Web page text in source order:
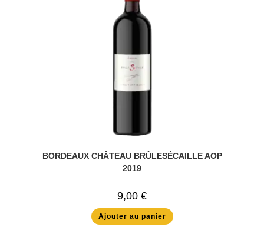
BORDEAUX CHÂTEAU BRÛLESÉCAILLE AOP
2019
9,00 €
Ajouter au panier